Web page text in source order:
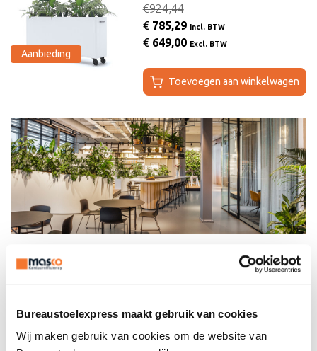
Bureaustoelexpress maakt gebruik van cookies
Wij maken gebruik van cookies om de website van
Aanbieding
€924,44
€ 785,29 Incl. BTW
€ 649,00 Excl. BTW
Toevoegen aan winkelwagen
Groene plantenbak
verrijdbaar
Groene plantenbakken op kantoor zijn een hot item. En
dat weten wij ook! Daarom hebben wij nu verrijdbare
plantenbakken voor kantoor in het assortiment. Uniek is